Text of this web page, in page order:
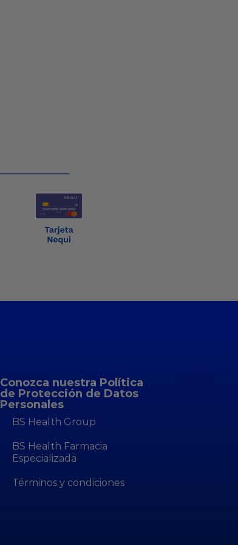
Conozca nuestra Política
de Protección de Datos
Personales
BS Health Group
BS Health Farmacia
Especializada
Términos y condiciones